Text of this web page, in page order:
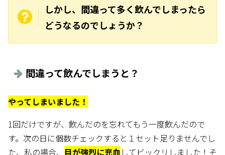
しかし、間違って多く飲んでしまったら
どうなるのでしょうか？
間違って飲んでしまうと？
やってしまいました！
1回だけですが、飲んだのを忘れてもう一度飲んだので
す。次の日に個数チェックすると１セット足りませんでし
た、私の場合、 目が強烈に充血 してビックリしました！そ